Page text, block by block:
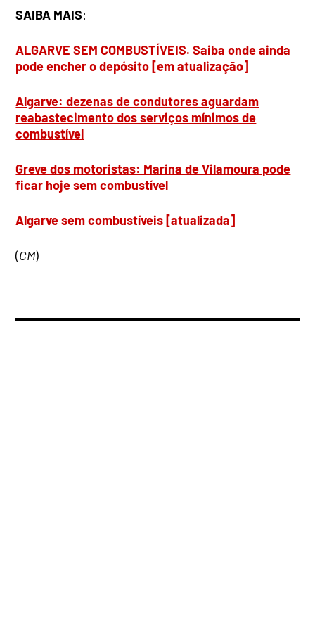
SAIBA MAIS:
ALGARVE SEM COMBUSTÍVEIS. Saiba onde ainda
pode encher o depósito [em atualização]
Algarve: dezenas de condutores aguardam
reabastecimento dos serviços mínimos de
combustível
Greve dos motoristas: Marina de Vilamoura pode
ficar hoje sem combustível
Algarve sem combustíveis [atualizada]
(CM)